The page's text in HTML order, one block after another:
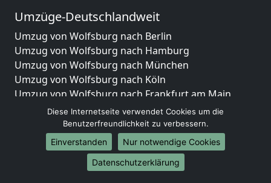
Umzüge-Deutschlandweit
Umzug von Wolfsburg nach Berlin
Umzug von Wolfsburg nach Hamburg
Umzug von Wolfsburg nach München
Umzug von Wolfsburg nach Köln
Umzug von Wolfsburg nach Frankfurt am Main
Umzug von Wolfsburg nach Stuttgart
Umzug von Wolfsburg nach Düsseldorf
Umzug von Wolfsburg nach Leipzig
Umzug von Wolfsburg nach Dortmund
Umzug von Wolfsburg nach Essen
Diese Internetseite verwendet Cookies um die
Benutzerfreundlichkeit zu verbessern.
Einverstanden
Nur notwendige Cookies
Datenschutzerklärung